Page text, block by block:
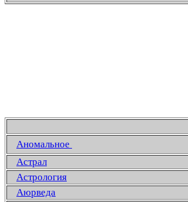
Аномальное
Астрал
Астрология
Аюрведа